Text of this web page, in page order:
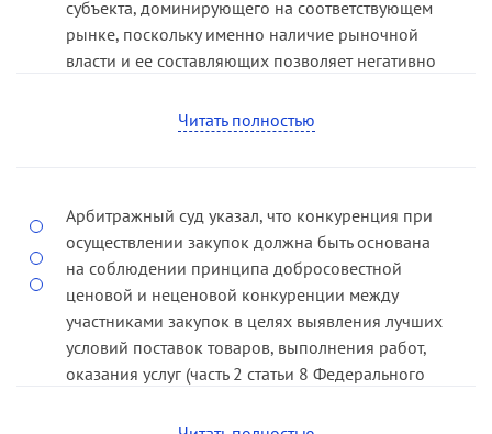
субъекта, доминирующего на соответствующем
рынке, поскольку именно наличие рыночной
власти и ее составляющих позволяет негативно
ценовыми способами, сохраняя экономическую
стабильность предприятия. При этом действия
Президиума ВАС РФ от 30.07.12 № 1063/12 ).
Читать полностью
Арбитражный суд указал, что конкуренция при
осуществлении закупок должна быть основана
на соблюдении принципа добросовестной
ценовой и неценовой конкуренции между
участниками закупок в целях выявления лучших
условий поставок товаров, выполнения работ,
оказания услуг (часть 2 статьи 8 Федерального
системе в сфере закупок товаров, работ, услуг